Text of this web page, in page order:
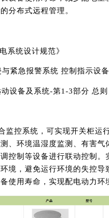
分布式远程管理。
系统设计规范》
紧急报警系统 控制指示设备
设备及系统-第1-3部分 总则
监控系统，可实现开关柜运
、环境温湿度监测、有害气
控制等设备进行联动控制。
境，避免运行环境的失控导
使用寿命，实现配电动力环